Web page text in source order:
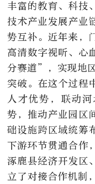
丰富的教育、科技
技术产业发展产业
势互补。近年来，
高清数字视听、心
分赛道”，实现地
突破。在这个过程
人才优势，联动
势，推动产业园区
础设施跨区域统筹
下游环节贯通合作
涿鹿县经济开发区
立了对接合作机